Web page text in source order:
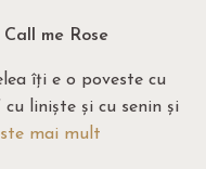
me Rose
îți e o poveste cu
cu liniște și cu senin și
mai mult